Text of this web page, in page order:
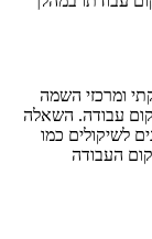
ומרכזי השמה
עבודה. השאלה
לשיקולים כמו
העבודה